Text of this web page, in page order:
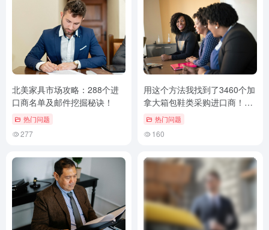
北美家具市场攻略：288个进
口商名单及邮件挖掘秘诀！
热门问题
277
用这个方法我找到了3460个加
拿大箱包鞋类采购进口商！外
贸客户邮件挖掘技巧
热门问题
160